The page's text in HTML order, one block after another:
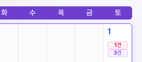
화 수 목 금 토
1
1건
3건